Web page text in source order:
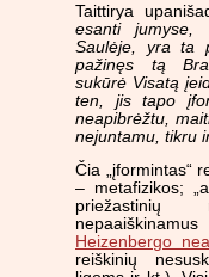
Taittirya
esanti jumyse,
Saulėje, yra ta
pažinęs tą
sukūrė Visatą
ten, jis tapo
neapibrėžtu,
nejuntamu, tikru
Čia „įformintas“
– metafizikos;
priežastinių
Heizenbergo
reiškinių